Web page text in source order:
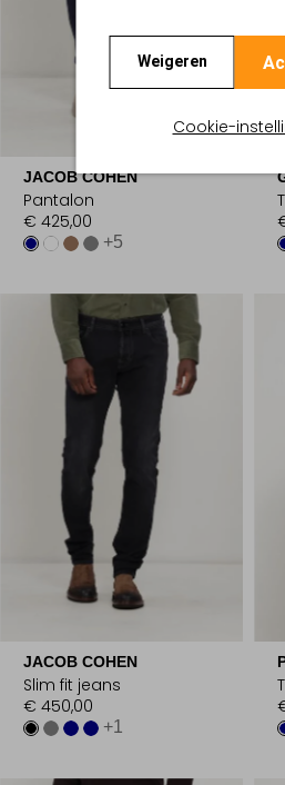
Weigeren
Cookie-
JACOB COHEN
Pantalon
€ 425,00
+5
JACOB COHEN
Slim fit jeans
€ 450,00
+1